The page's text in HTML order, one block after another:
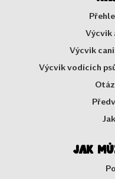
Výcvik
Výcvik
Výcvik vodících
Jak